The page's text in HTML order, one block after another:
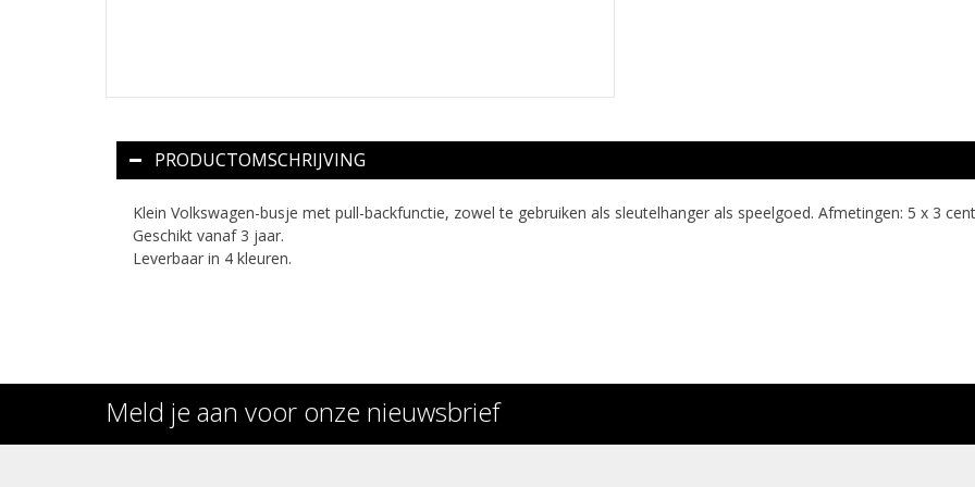
PRODUCTOMSCHRIJVING
Klein Volkswagen-busje met pull-backfunctie, zowel te gebruiken als sleutelhanger als speelgoed. Afmetingen: 5 x 3
Geschikt vanaf 3 jaar.
Leverbaar in 4 kleuren.
Meld je aan voor onze nieuwsbrief